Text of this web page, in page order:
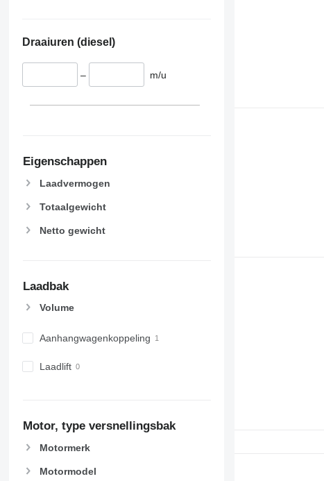
Draaiuren (diesel)
– m/u
Eigenschappen
Laadvermogen
Totaalgewicht
Netto gewicht
Laadbak
Volume
Aanhangwagenkoppeling
Laadlift
Motor, type versnellingsbak
Motormerk
Motormodel